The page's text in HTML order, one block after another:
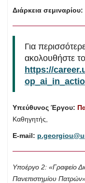
Διάρκεια σεμιναρίου:
Για
ακολουθήστε
https://
Υπεύθυνος Έργου:
Καθηγητής,
Ε-mail:
Υποέργο 2: «Γραφείο
Πανεπιστημίου